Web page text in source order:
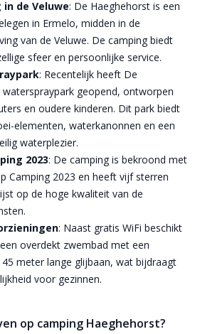
de Veluwe: De Haeghehorst is een
in Ermelo, midden in de
van de Veluwe. De camping biedt
sfeer en persoonlijke service​​.
: Recentelijk heeft De
geopend, ontworpen
en oudere kinderen. Dit park biedt
elementen, waterkanonnen en een
waterplezier​​.
2023: De camping is bekroond met
Camping 2023 en heeft vijf sterren
op de hoge kwaliteit van de
: Naast gratis WiFi beschikt
overdekt zwembad met een
meter lange glijbaan, wat bijdraagt
voor gezinnen​​.
op camping Haeghehorst?